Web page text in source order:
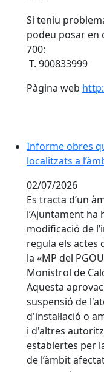
Si teniu
podeu posar en
700:
T. 900833999
Pàgina web
Informe obres
localitzats a
02/07/2026
Es tracta d’un
l’Ajuntament
modificació de
regula els actes
la «MP del
Monistrol de
Aquesta
suspensió de
d'instal·lació o
i d'altres
establertes per
de l’àmbit